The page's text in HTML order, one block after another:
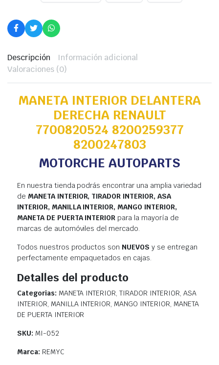
Descripción
Información adicional
Valoraciones (0)
MANETA INTERIOR DELANTERA
DERECHA RENAULT
7700820524 8200259377
8200247803
MOTORCHE AUTOPARTS
En nuestra tienda podrás encontrar una amplia variedad
de MANETA INTERIOR, TIRADOR INTERIOR, ASA
INTERIOR, MANILLA INTERIOR, MANGO INTERIOR,
MANETA DE PUERTA INTERIOR para la mayoría de
marcas de automóviles del mercado.
Todos nuestros productos son NUEVOS y se entregan
perfectamente empaquetados en cajas.
Detalles del producto
Categorias: MANETA INTERIOR, TIRADOR INTERIOR, ASA
INTERIOR, MANILLA INTERIOR, MANGO INTERIOR, MANETA
DE PUERTA INTERIOR
SKU: MI-052
Marca: REMYC